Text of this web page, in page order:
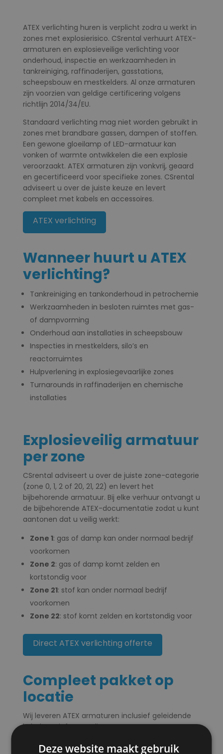
ATEX verlichting huren is verplicht zodra u werkt in
zones met explosierisico. CSrental verhuurt ATEX-
armaturen en explosieveilige verlichting voor
onderhoud, inspectie en werkzaamheden in
tankreiniging, raffinaderijen, gasstations,
scheepsbouw en mestkelders. Al onze armaturen
zijn voorzien van geldige certificering volgens
richtlijn 2014/34/EU.
Standaard verlichting mag niet worden gebruikt in
zones met brandbare gassen, dampen of stoffen.
Een gewone gloeilamp of LED-armatuur kan
vonken of warmte ontwikkelen die een explosie
veroorzaakt. ATEX armaturen zijn vonkvrij, geaard
en gecertificeerd voor specifieke zones. CSrental
adviseert u over de juiste keuze en levert
compleet met kabels en accessoires.
ATEX verlichting
Wanneer huurt u ATEX
verlichting?
Tankreiniging en tankonderhoud in petrochemie
Werkzaamheden in besloten ruimtes met gas-
of dampvorming
Onderhoud aan installaties in scheepsbouw
Inspecties in mestkelders, silo’s en
reactorruimtes
Hulpverlening in explosiegevaarlijke zones
Turnarounds in raffinaderijen en chemische
installaties
Explosieveilig armatuur
per zone
CSrental adviseert u over de juiste zone-categorie
(zone 0, 1, 2 of 20, 21, 22) en levert het
bijbehorende armatuur. Bij elke verhuur ontvangt u
de bijbehorende ATEX-documentatie zodat u kunt
aantonen dat u veilig werkt:
Zone 1: gas of damp kan onder normaal bedrijf
voorkomen
Zone 2: gas of damp komt zelden en
kortstondig voor
Zone 21: stof kan onder normaal bedrijf
voorkomen
Zone 22: stof komt zelden en kortstondig voor
Direct ATEX verlichting offerte
Compleet pakket op
locatie
Wij leveren ATEX armaturen inclusief geleidende
kabel, statief en aarding. Onze monteurs
staat 24/7 klaar voor calamiteiten en ongeplande
Deze website maakt gebruik